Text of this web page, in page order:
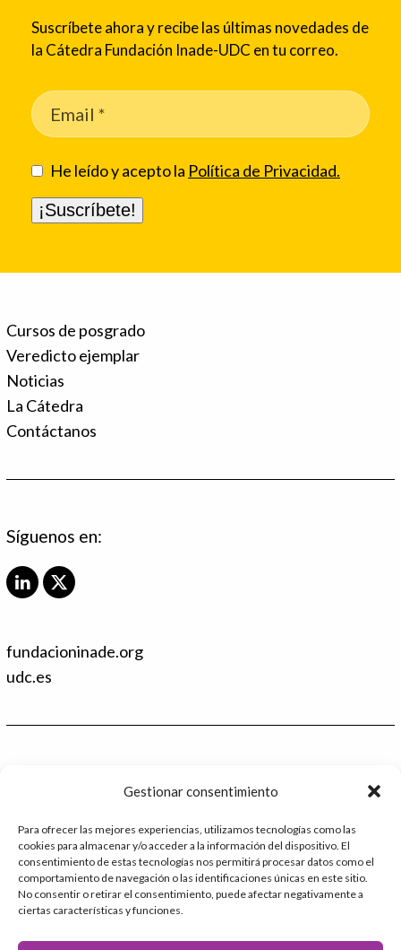
Gestionar consentimiento
Para ofrecer las mejores experiencias, utilizamos tecnologías como las
cookies para almacenar y/o acceder a la información del dispositivo. El
consentimiento de estas tecnologías nos permitirá procesar datos como el
comportamiento de navegación o las identificaciones únicas en este sitio.
No consentir o retirar el consentimiento, puede afectar negativamente a
ciertas características y funciones.
Suscríbete ahora y recibe las últimas novedades de
la Cátedra Fundación Inade-UDC en tu correo.
He leído y acepto la Política de Privacidad.
Cursos de posgrado
Veredicto ejemplar
Noticias
La Cátedra
Contáctanos
Síguenos en:
L
e
d
X
t
fundacioninade.org
udc.es
986 48 52 28 - Ext.2
administracion@catedrafundacioninade.org
Universidade da Coruña - Facultad de Derecho
Campus Elviña s/n
15071 – A Coruña